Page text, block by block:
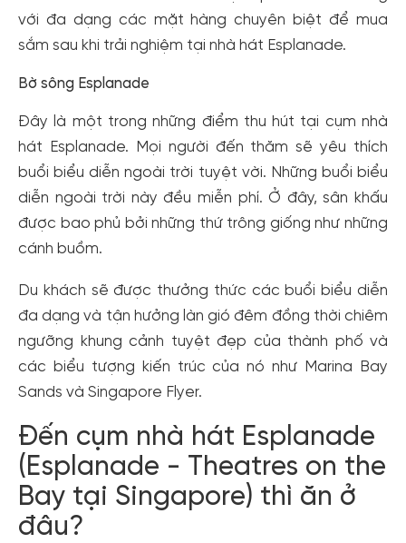
với đa dạng các mặt hàng chuyên biệt để mua
sắm sau khi trải nghiệm tại nhà hát Esplanade.
Bờ sông Esplanade
Đây là một trong những điểm thu hút tại cụm nhà
hát Esplanade. Mọi người đến thăm sẽ yêu thích
buổi biểu diễn ngoài trời tuyệt vời. Những buổi biểu
diễn ngoài trời này đều miễn phí. Ở đây, sân khấu
được bao phủ bởi những thứ trông giống như những
cánh buồm.
Du khách sẽ được thưởng thức các buổi biểu diễn
đa dạng và tận hưởng làn gió đêm đồng thời chiêm
ngưỡng khung cảnh tuyệt đẹp của thành phố và
các biểu tượng kiến ​​trúc của nó như Marina Bay
Sands và Singapore Flyer.
Đến cụm nhà hát Esplanade
(Esplanade - Theatres on the
Bay tại Singapore) thì ăn ở
đâu?
cho cộng đồng.
Đăng ký
Hoặc đăng nhập bằng